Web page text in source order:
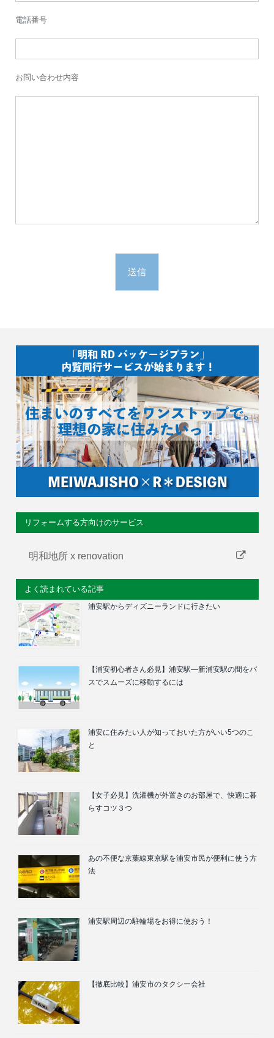
電話番号
お問い合わせ内容
リフォームする方向けのサービス
明和地所 x renovation
よく読まれている記事
浦安駅からディズニーランドに行きたい
【浦安初心者さん必見】浦安駅―新浦安駅の間をバ
スでスムーズに移動するには
浦安に住みたい人が知っておいた方がいい5つのこ
と
【女子必見】洗濯機が外置きのお部屋で、快適に暮
らすコツ３つ
あの不便な京葉線東京駅を浦安市民が便利に使う方
法
浦安駅周辺の駐輪場をお得に使おう！
【徹底比較】浦安市のタクシー会社